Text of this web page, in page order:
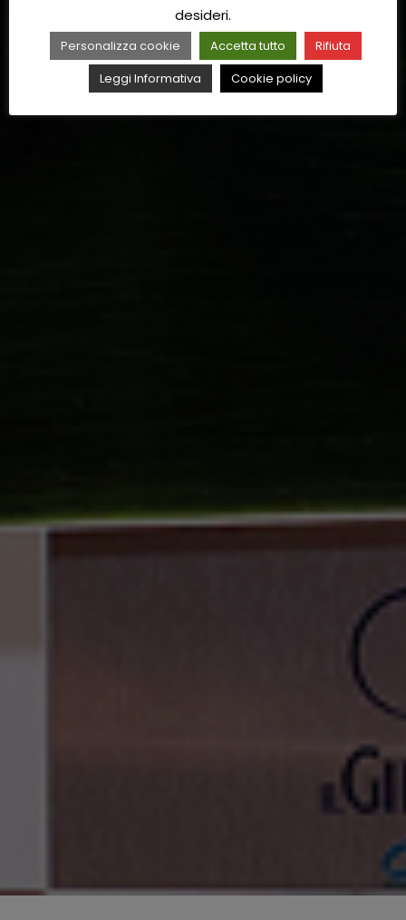
desideri.
Personalizza cookie Accetta tutto
Rifiuta
Leggi Informativa
Cookie policy